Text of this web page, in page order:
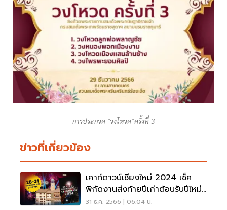
การประกวด "วงโหวด"ครั้งที่ 3
ข่าวที่เกี่ยวข้อง
เคาท์ดาวน์เชียงใหม่ 2024 เช็ค
พิกัดงานส่งท้ายปีเก่าต้อนรับปีใหม่
31 ธ.ค.66
31 ธ.ค. 2566 | 06:04 น.